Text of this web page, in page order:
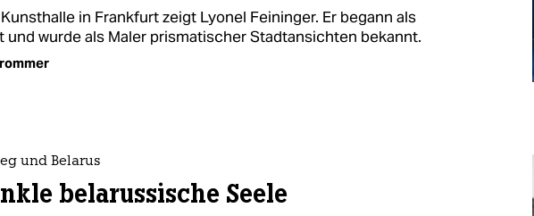
in Frankfurt zeigt Lyonel Feininger. Er begann als
und wurde als Maler prismatischer Stadtansichten bekannt.
und Belarus
belarussische Seele